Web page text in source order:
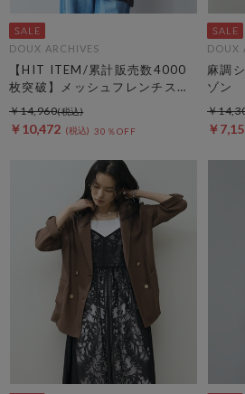
DOUX ARCHIVES
【HIT ITEM/累計販売数4000
枚突破】メッシュフレンチスリ
ーブジャケット／
￥10,472 30％OFF
￥14,960
DOUX
麻調
ゾン
￥
￥